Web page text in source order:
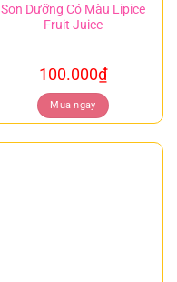
Son Dưỡng Có Màu Lipice
Fruit Juice
100.000₫
Mua ngay